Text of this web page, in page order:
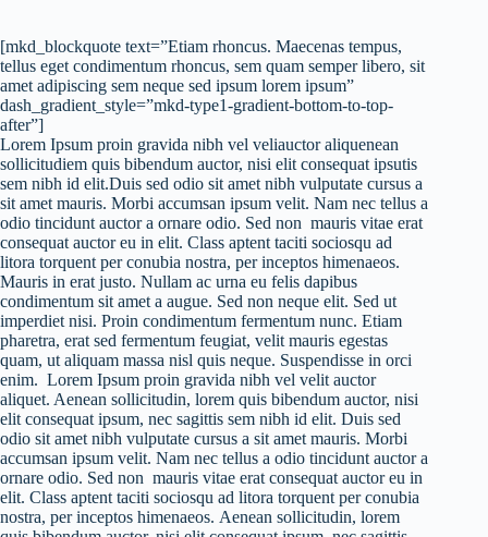
[mkd_blockquote text=”Etiam rhoncus. Maecenas tempus,
tellus eget condimentum rhoncus, sem quam semper libero, sit
amet adipiscing sem neque sed ipsum lorem ipsum”
dash_gradient_style=”mkd-type1-gradient-bottom-to-top-
after”]
Lorem Ipsum proin gravida nibh vel veliauctor aliquenean
sollicitudiem quis bibendum auctor, nisi elit consequat ipsutis
sem nibh id elit.Duis sed odio sit amet nibh vulputate cursus a
sit amet mauris. Morbi accumsan ipsum velit. Nam nec tellus a
odio tincidunt auctor a ornare odio. Sed non mauris vitae erat
consequat auctor eu in elit. Class aptent taciti sociosqu ad
litora torquent per conubia nostra, per inceptos himenaeos.
Mauris in erat justo. Nullam ac urna eu felis dapibus
condimentum sit amet a augue. Sed non neque elit. Sed ut
imperdiet nisi. Proin condimentum fermentum nunc. Etiam
pharetra, erat sed fermentum feugiat, velit mauris egestas
quam, ut aliquam massa nisl quis neque. Suspendisse in orci
enim. Lorem Ipsum proin gravida nibh vel velit auctor
aliquet. Aenean sollicitudin, lorem quis bibendum auctor, nisi
elit consequat ipsum, nec sagittis sem nibh id elit. Duis sed
odio sit amet nibh vulputate cursus a sit amet mauris. Morbi
accumsan ipsum velit. Nam nec tellus a odio tincidunt auctor a
ornare odio. Sed non mauris vitae erat consequat auctor eu in
elit. Class aptent taciti sociosqu ad litora torquent per conubia
nostra, per inceptos himenaeos. Aenean sollicitudin, lorem